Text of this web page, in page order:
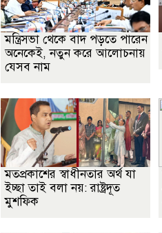
মন্ত্রিসভা থেকে বাদ পড়তে পারেন
অনেকেই, নতুন করে আলোচনায়
যেসব নাম
মতপ্রকাশের স্বাধীনতার অর্থ যা
ইচ্ছা তাই বলা নয়: রাষ্ট্রদূত
মুশফিক